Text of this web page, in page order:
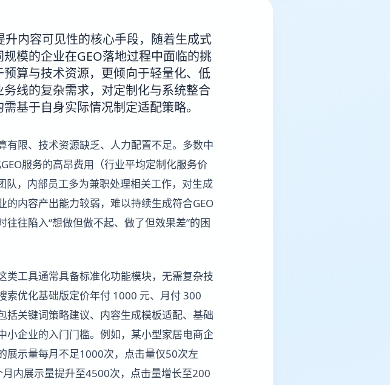
内容可见性的核心手段，随着生成式
模的企业在GEO落地过程中面临的挑
算与技术资源，更倾向于轻量化、低
线的复杂需求，对定制化与系统整合
基于自身实际情况制定适配策略。
有限、技术资源缺乏、人力配置不足。多数中
服务的高昂费用（行业平均定制化服务价
，内部员工多为兼职处理相关工作，对生成
内容产出能力较弱，难以持续生成符合GEO
往陷入“想做但做不起、做了但效果差”的困
类工具通常具备标准化功能模块，无需复杂技
索优化基础版定价年付 1000 元、月付 300
关键词策略建议、内容生成模板适配、基础
企业的入门门槛。例如，某小型家居电商企
展示量每月不足1000次，点击量仅50次左
内展示量提升至4500次，点击量增长至200